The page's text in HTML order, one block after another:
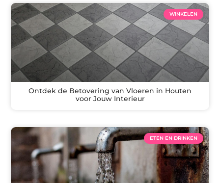
WINKELEN
Ontdek de Betovering van Vloeren in Houten
voor Jouw Interieur
ETEN EN DRINKEN